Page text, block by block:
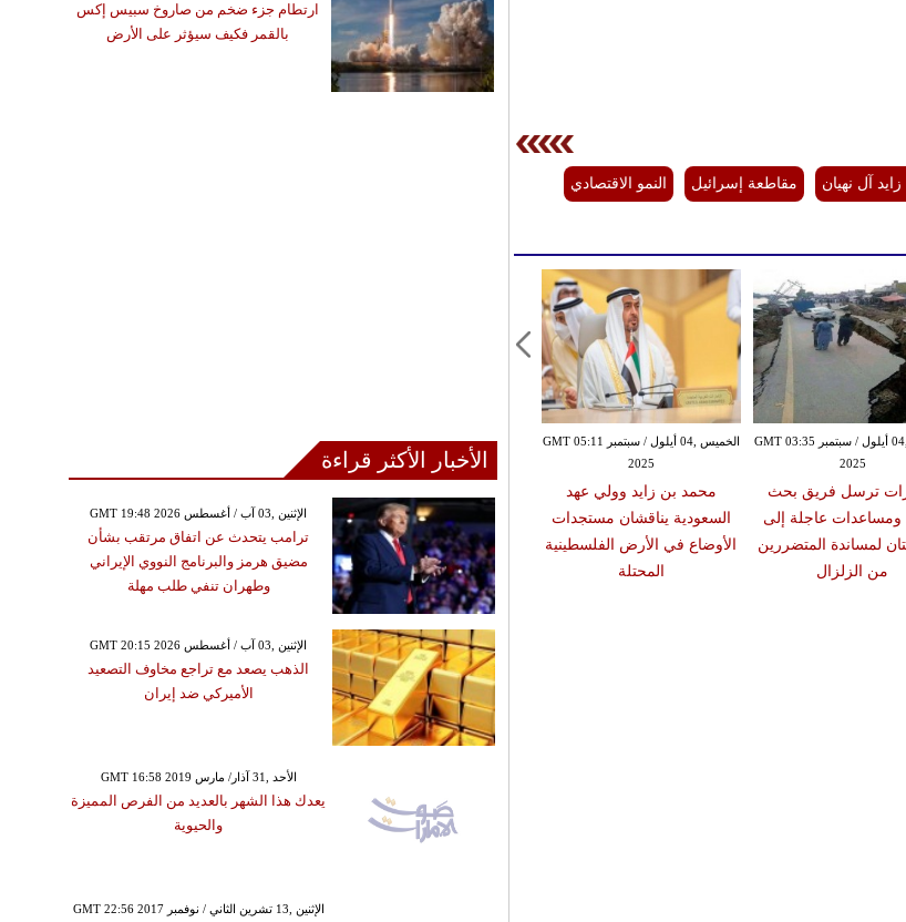
آل نهيان مقاطعة إسرائيل النمو الاقتصادي
الخميس ,04 أيلول / سبتمبر GMT 05:11
2025
محمد بن زايد وولي عهد
السعودية يناقشان مستجدات
الأوضاع في الأرض الفلسطينية
المحتلة
الخميس ,04 أيلول / سبتمبر GMT 03:35
2025
ترسل فريق بحث
ومساعدات عاجلة إلى
لمساندة المتضررين
من الزلزال
ارتطام جزء ضخم من صاروخ سبيس إكس
بالقمر فكيف سيؤثر على الأرض
الأخبار الأكثر قراءة
GMT 19:48 2026 الإثنين ,03 آب / أغسطس
ترامب يتحدث عن اتفاق مرتقب بشأن
مضيق هرمز والبرنامج النووي الإيراني
وطهران تنفي طلب مهلة
GMT 20:15 2026 الإثنين ,03 آب / أغسطس
الذهب يصعد مع تراجع مخاوف التصعيد
الأميركي ضد إيران
GMT 16:58 2019 الأحد ,31 آذار/ مارس
يعدك هذا الشهر بالعديد من الفرص المميزة
والحيوية
GMT 22:56 2017 الإثنين ,13 تشرين الثاني / نوفمبر